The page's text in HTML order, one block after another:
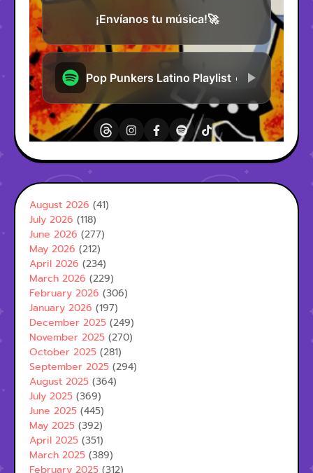
August 2026 (41)
July 2026 (118)
June 2026 (277)
May 2026 (212)
April 2026 (234)
March 2026 (229)
February 2026 (306)
January 2026 (197)
December 2025 (249)
November 2025 (270)
October 2025 (281)
September 2025 (294)
August 2025 (364)
July 2025 (369)
June 2025 (445)
May 2025 (392)
April 2025 (351)
March 2025 (389)
February 2025 (312)